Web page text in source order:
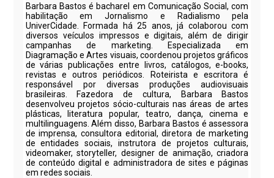
Barbara Bastos é bacharel em Comunicação Social, com
habilitação em Jornalismo e Radialismo pela
UniverCidade. Formada há 25 anos, já colaborou com
diversos veículos impressos e digitais, além de dirigir
campanhas de marketing. Especializada em
Diagramação e Artes visuais, coordenou projetos gráficos
de várias publicações entre livros, catálogos, e-books,
revistas e outros periódicos. Roteirista e escritora é
responsável por diversas produções audiovisuais
brasileiras. Fazedora de cultura, Barbara Bastos
desenvolveu projetos sócio-culturais nas áreas de artes
plásticas, literatura popular, teatro, dança, cinema e
multilinguagens. Além disso, Barbara Bastos é assessora
de imprensa, consultora editorial, diretora de marketing
de entidades sociais, instrutora de projetos culturais,
videomaker, storyteller, designer de animação, criadora
de conteúdo digital e administradora de sites e páginas
em redes sociais.